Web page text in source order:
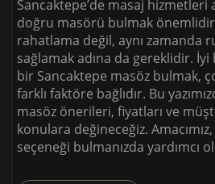
Sancaktepe’de masaj
doğru masörü bulmak
rahatlama değil, aynı zamanda
sağlamak adına da gereklidir.
bir Sancaktepe masöz bulmak,
farklı faktöre bağlıdır. Bu
masöz önerileri, fiyatları ve
konulara değineceğiz.
seçeneği bulmanızda yardımcı